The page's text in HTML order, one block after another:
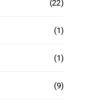
(22)
(1)
(1)
(9)